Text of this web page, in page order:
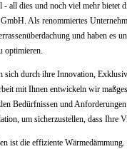
all dies und noch viel mehr bietet
Als renommiertes
und haben es
optimieren.
sich durch ihre Innovation,
mit Ihnen entwickeln wir
Bedürfnissen und
um sicherzustellen, dass Ihre
ist die effiziente